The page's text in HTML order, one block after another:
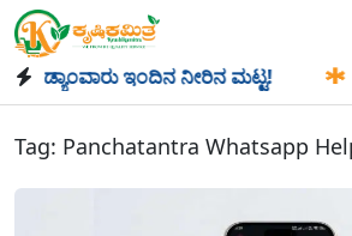
ಇಂದಿನ ನೀರಿನ ಮಟ್ಟ!
Tag: Panchatantra Whatsapp